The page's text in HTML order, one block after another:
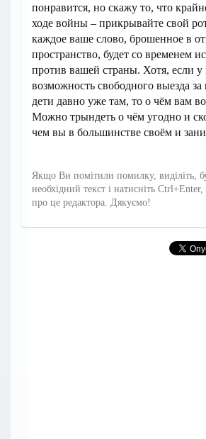
понравится, но скажу то, что
ходе войны – прикрывайте свой
каждое ваше слово, брошенное в
пространство, будет со временем
против вашей страны. Хотя, если у
возможность свободного выезда
дети давно уже там, то о чём вам
Можно трындеть о чём угодно и
чем вы в большинстве своём и
Якщо Ви помітили помилку, виділіть,
необхідний текст і натисніть
про це редактора. Дякуємо!